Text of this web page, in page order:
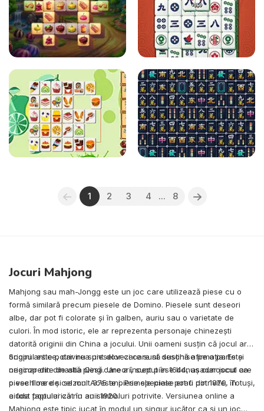
1 2 3 4 ... 8
Jocuri Mahjong
Mahjong sau mah-Jongg este un joc care utilizează piese cu o
formă similară precum piesele de Domino. Piesele sunt deseori
albe, dar pot fi colorate și în galben, auriu sau o varietate de
culori. În mod istoric, ele ar reprezenta personaje chinezești
datorită originii din China a jocului. Unii oameni susțin că jocul are
origini antice, dar nu sunt dovezi care să susțină afirmația. Este
originar din dinastia Qing care a început în 1644, așadar jocul are
o vechime de cel mult 375 ani. Primele piese erau din 1870. Totuși,
a fost popularizat în anii 1920.
Scopul este potrivirea pieselor care sunt deschise pe o parte și
neacoperite de altă piesă. Uneori, sunt piese bonus cunoscut ca
piese floare și sezon. Aceste piese speciale pot fi potrivite, în
ciuda faptului că nu au simboluri potrivite. Versiunea online a
Mahjong este tipic jucat în modul un singur jucător ca și un joc